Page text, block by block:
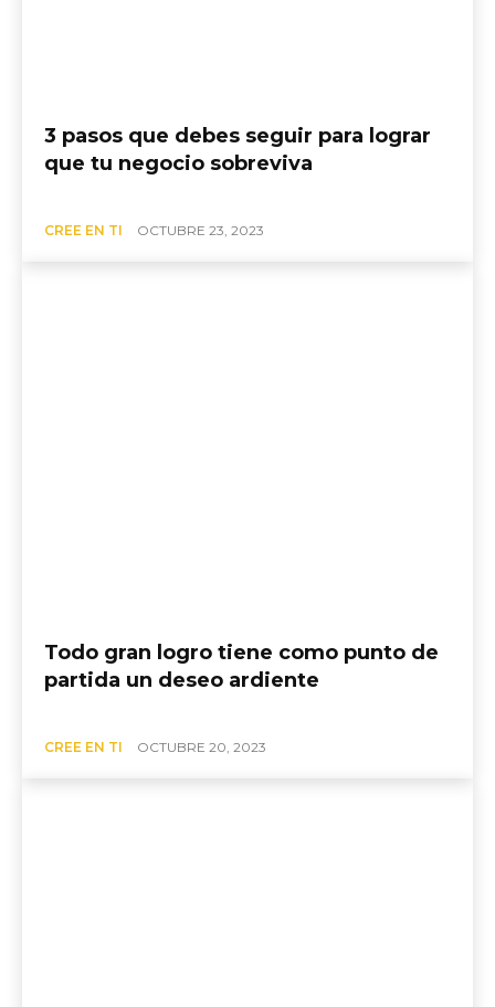
3 pasos que debes seguir para lograr
que tu negocio sobreviva
CREE EN TI OCTUBRE 23, 2023
Todo gran logro tiene como punto de
partida un deseo ardiente
CREE EN TI OCTUBRE 20, 2023